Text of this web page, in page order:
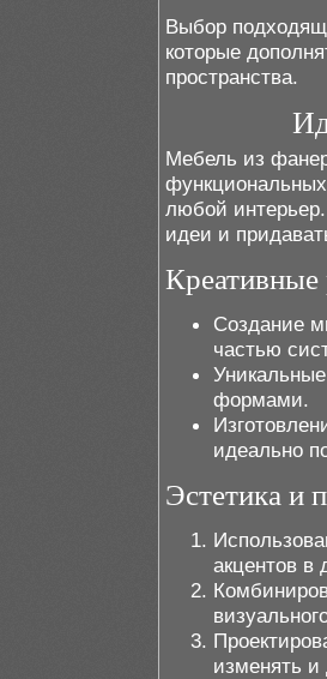
Выбор
которые
пространства.
Мебель из
любой
идеи и
Создание
частью
формами.
идеально
Эстетика и
акцентов в
изменять и